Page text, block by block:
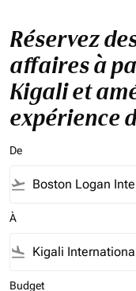
Réservez
affaires à
Kigali et
expérience
De
flight_takeoff
À
flight_land
Budget